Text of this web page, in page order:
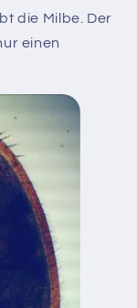
die Milbe. Der
einen